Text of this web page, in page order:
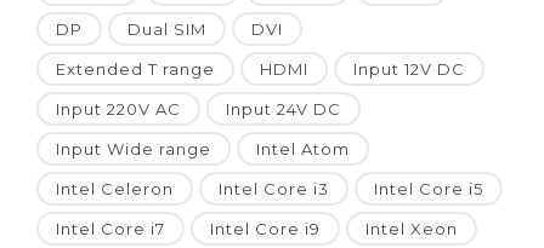
DP Dual SIM DVI
Extended T range HDMI Input 12V DC
Input 220V AC Input 24V DC
Input Wide range Intel Atom
Intel Celeron Intel Core i3 Intel Core i5
Intel Core i7 Intel Core i9 Intel Xeon